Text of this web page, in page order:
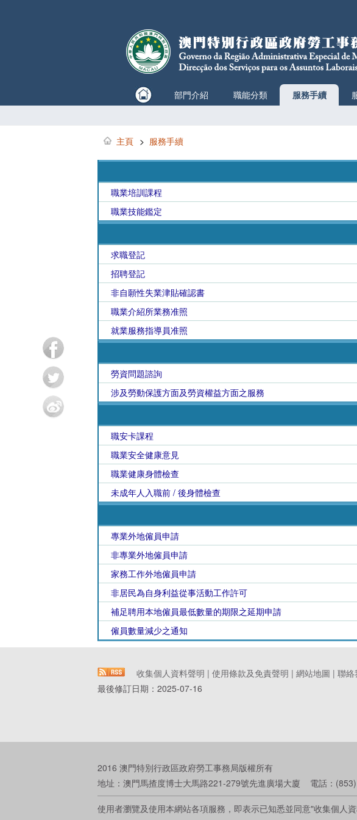
部門介紹 職能分類 服務手續
主頁 > 服務手續
職業培訓課程
職業技能鑑定
求職登記
招聘登記
非自願性失業津貼確認書
職業介紹所業務准照
就業服務指導員准照
勞資問題諮詢
涉及勞動保護方面及勞資權益方面之服務
職安卡課程
職業安全健康意見
職業健康身體檢查
未成年人入職前 / 後身體檢查
專業外地僱員申請
非專業外地僱員申請
家務工作外地僱員申請
非居民為自身利益從事活動工作許可
補足聘用本地僱員最低數量的期限之延期申請
僱員數量減少之通知
收集個人資料聲明 | 使用條款及免責聲明 | 網站地圖 | 聯絡
最後修訂日期： 2025-07-16
2016 澳門特別行政區政府勞工事務局版權所有
地址：澳門馬揸度博士大馬路221-279號先進廣場大廈 電話：
使用者瀏覽及使用本網站各項服務，即表示已知悉並同意"收集個人